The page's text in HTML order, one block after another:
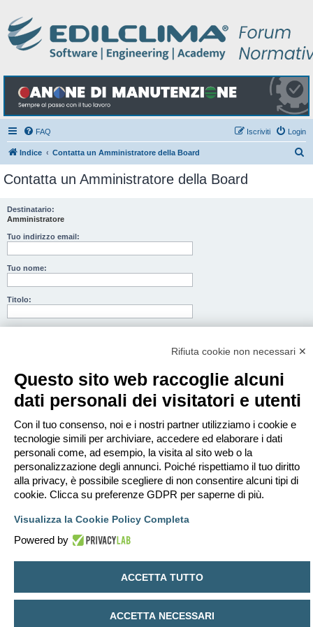
FAQ Login
Iscriviti
Indice Contatta un Amministratore della Board
Contatta un Amministratore della Board
Destinatario:
Amministratore
Tuo indirizzo email:
Tuo nome:
Titolo:
BBCode. L’indirizzo di risposta sarà il tuo indirizzo email.
Cancella cookie
Contattaci
Creato daphpBB® Forum Software © phpBB Limited
Traduzione ItalianaphpBB-Italia.it
Rifiuta cookie non necessari ✕
Questo sito web raccoglie alcuni
dati personali dei visitatori e utenti
Con il tuo consenso, noi e i nostri partner utilizziamo i cookie e
tecnologie simili per archiviare, accedere ed elaborare i dati
personali come, ad esempio, la visita al sito web o la
personalizzazione degli annunci. Poiché rispettiamo il tuo diritto
alla privacy, è possibile scegliere di non consentire alcuni tipi di
cookie. Clicca su preferenze GDPR per saperne di più.
Visualizza la Cookie Policy Completa
Powered by
ACCETTA TUTTO
ACCETTA NECESSARI